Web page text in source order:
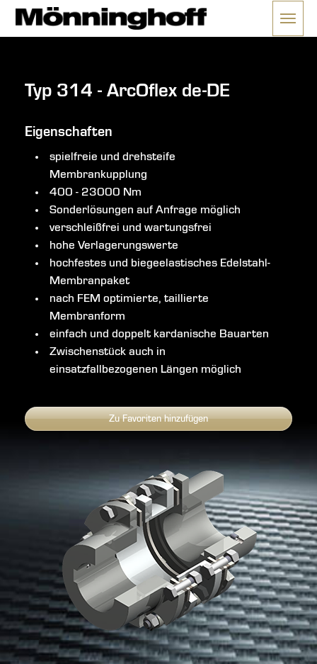
Menü
Typ 314 - ArcOflex de-DE
Eigenschaften
spielfreie und drehsteife
Membrankupplung
400 - 23000 Nm
Sonderlösungen auf Anfrage möglich
verschleißfrei und wartungsfrei
hohe Verlagerungswerte
hochfestes und biegeelastisches Edelstahl-
Membranpaket
nach FEM optimierte, taillierte
Membranform
einfach und doppelt kardanische Bauarten
Zwischenstück auch in
einsatzfallbezogenen Längen möglich
Zu Favoriten hinzufügen